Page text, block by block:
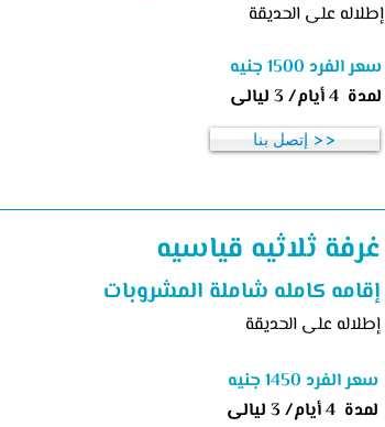
سعر الفرد 1450 جنيه
لمدة 4 أيام/ 3 ليالى
إطلاله على الحديقة
سعر الفرد 1500 جنيه
لمدة 4 أيام/ 3 ليالى
إتصل بنا >>
غرفة ثلاثيه قياسيه
إقامه كامله شاملة المشروبات
إطلاله على الحديقة